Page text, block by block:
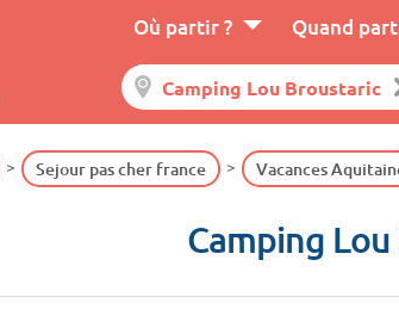
Où partir ? Quand
Sejour pas cher france Vacances
Camping